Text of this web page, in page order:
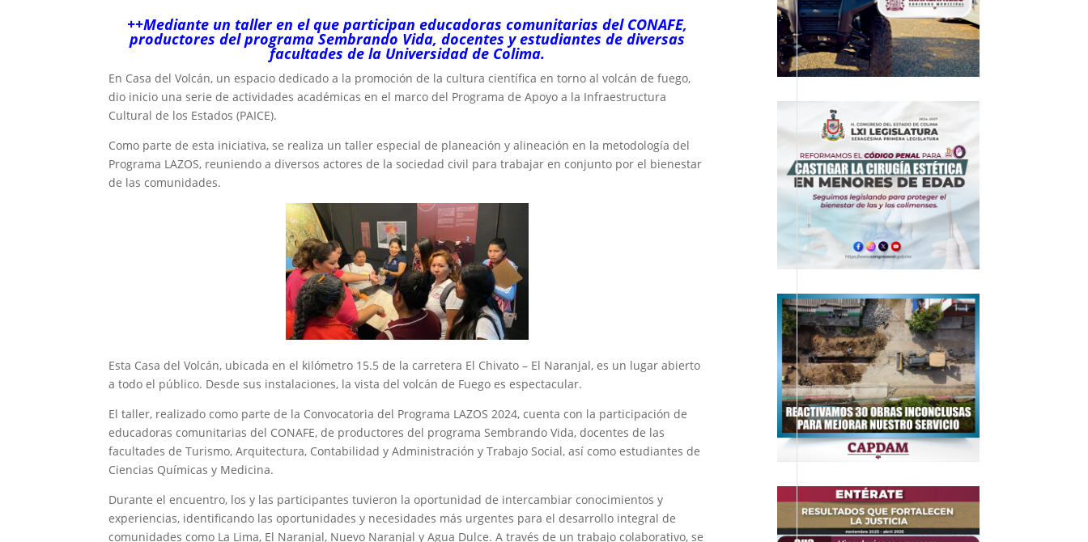
++Mediante un taller en el que participan educadoras comunitarias del CONAFE,
productores del programa Sembrando Vida, docentes y estudiantes de diversas
facultades de la Universidad de Colima.
En Casa del Volcán, un espacio dedicado a la promoción de la cultura científica en torno al volcán de fuego,
dio inicio una serie de actividades académicas en el marco del Programa de Apoyo a la Infraestructura
Cultural de los Estados (PAICE).
Como parte de esta iniciativa, se realiza un taller especial de planeación y alineación en la metodología del
Programa LAZOS, reuniendo a diversos actores de la sociedad civil para trabajar en conjunto por el bienestar
de las comunidades.
Esta Casa del Volcán, ubicada en el kilómetro 15.5 de la carretera El Chivato – El Naranjal, es un lugar abierto
a todo el público. Desde sus instalaciones, la vista del volcán de Fuego es espectacular.
El taller, realizado como parte de la Convocatoria del Programa LAZOS 2024, cuenta con la participación de
educadoras comunitarias del CONAFE, de productores del programa Sembrando Vida, docentes de las
facultades de Turismo, Arquitectura, Contabilidad y Administración y Trabajo Social, así como estudiantes de
Ciencias Químicas y Medicina.
Durante el encuentro, los y las participantes tuvieron la oportunidad de intercambiar conocimientos y
experiencias, identificando las oportunidades y necesidades más urgentes para el desarrollo integral de
comunidades como La Lima, El Naranjal, Nuevo Naranjal y Agua Dulce. A través de un trabajo colaborativo, se